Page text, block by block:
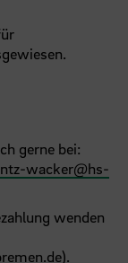
gerne bei:
wacker@hs-
wenden
).